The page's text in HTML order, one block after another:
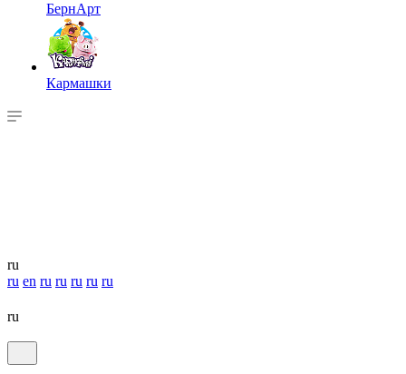
БернАрт
Кармашки
ru
ru en ru ru ru ru ru
ru